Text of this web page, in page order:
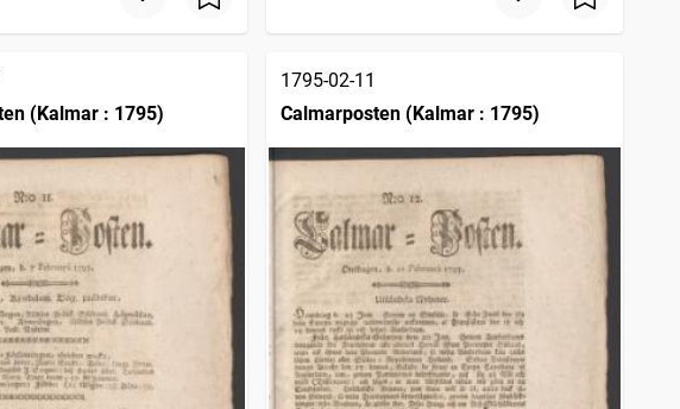
(Kalmar : 1795)
1795-02-11
Calmarposten (Kalmar : 1795)